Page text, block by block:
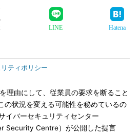
LINE Hatena
ティポリシー
理由にして、従業員の要求を断ること
の状況を変える可能性を秘めているの
イバーセキュリティセンター
Security Centre）が公開した提言